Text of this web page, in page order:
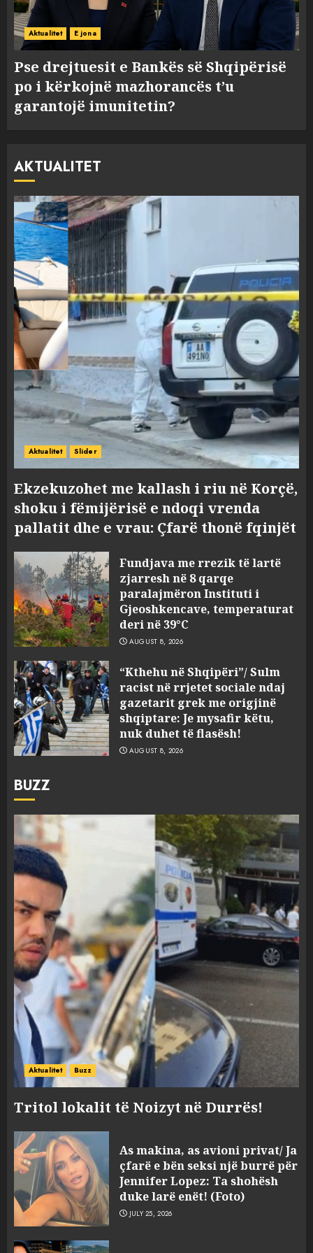
Aktualitet E jona
Pse drejtuesit e Bankës së Shqipërisë
po i kërkojnë mazhorancës t’u
garantojë imunitetin?
AKTUALITET
Aktualitet Slider
Ekzekuzohet me kallash i riu në Korçë,
shoku i fëmijërisë e ndoqi vrenda
pallatit dhe e vrau: Çfarë thonë fqinjët
Fundjava me rrezik të lartë
zjarresh në 8 qarqe
paralajmëron Instituti i
Gjeoshkencave, temperaturat
deri në 39°C
AUGUST 8, 2026
“Kthehu në Shqipëri”/ Sulm
racist në rrjetet sociale ndaj
gazetarit grek me origjinë
shqiptare: Je mysafir këtu,
nuk duhet të flasësh!
AUGUST 8, 2026
BUZZ
Aktualitet Buzz
Tritol lokalit të Noizyt në Durrës!
As makina, as avioni privat/ Ja
çfarë e bën seksi një burrë për
Jennifer Lopez: Ta shohësh
duke larë enët! (Foto)
JULY 25, 2026